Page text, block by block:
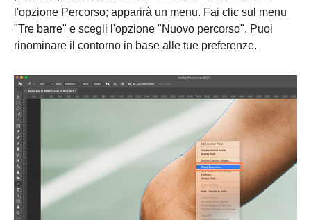
l'opzione Percorso; apparirà un menu. Fai clic sul menu
"Tre barre" e scegli l'opzione "Nuovo percorso". Puoi
rinominare il contorno in base alle tue preferenze.